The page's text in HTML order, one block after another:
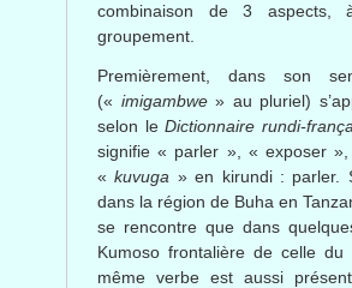
combinaison de 3 aspects,
groupement.
Premièrement, dans son
(« imigambwe» au pluriel)
selon le Dictionnaire rundi-
signifie « parler », « exposer
«kuvuga » en kirundi : parler.
dans la région de Buha en
se rencontre que dans
Kumoso frontalière de celle
même verbe est aussi